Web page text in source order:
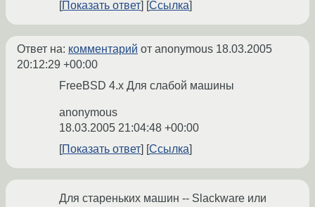
Показать ответ
Ссылка
Ответ на: комментарий от anonymous 18.03.2005
20:12:29 +00:00
FreeBSD 4.x Для слабой машины
anonymous
18.03.2005 21:04:48 +00:00
Показать ответ
Ссылка
Для стареньких машин -- Slackware или